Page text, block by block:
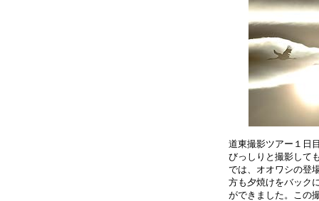
道東撮影ツアー１日
びっしりと撮影して
では、オオワシの登
方も夕焼けをバック
ができました。この